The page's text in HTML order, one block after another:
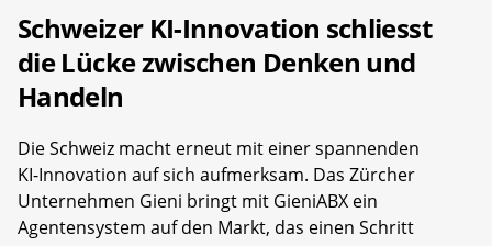
Schweizer KI-Innovation schliesst
die Lücke zwischen Denken und
Handeln
Die Schweiz macht erneut mit einer spannenden
KI-Innovation auf sich aufmerksam. Das Zürcher
Unternehmen Gieni bringt mit GieniABX ein
Agentensystem auf den Markt, das einen Schritt